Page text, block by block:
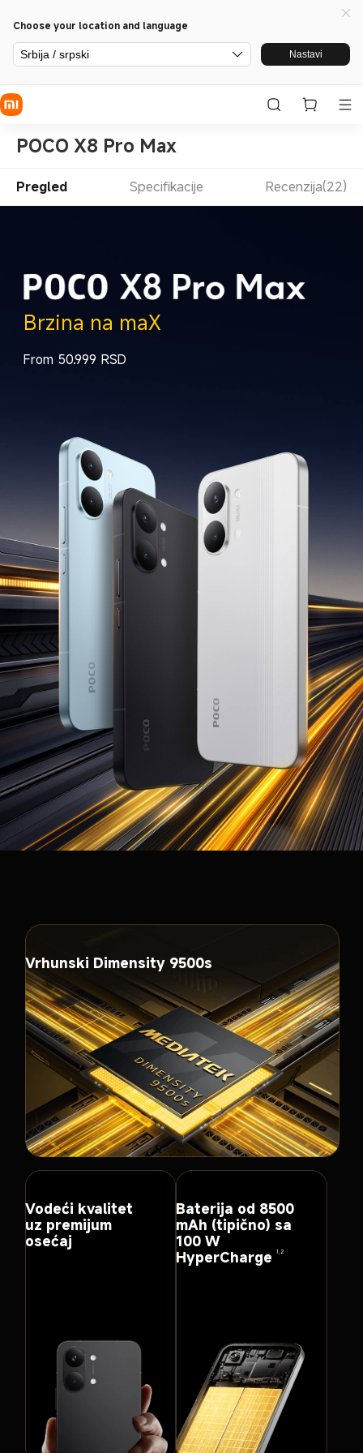
Choose your location and language
Srbija / srpski Nastavi
POCO X8 Pro Max
Pregled Specifikacije Recenzija(22)
Brzina na maX
From 50.999 RSD
Vrhunski Dimensity 9500s
Vodeći kvalitet
uz premijum
osećaj
Baterija od 8500
mAh (tipično) sa
100 W
HyperCharge
1,2